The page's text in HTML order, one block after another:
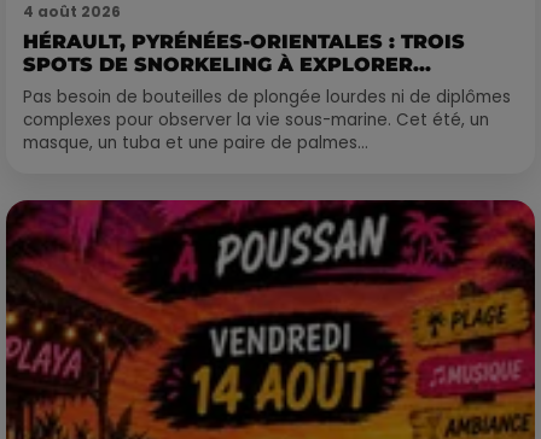
4 août 2026
HÉRAULT, PYRÉNÉES-ORIENTALES : TROIS
SPOTS DE SNORKELING À EXPLORER...
Pas besoin de bouteilles de plongée lourdes ni de diplômes
complexes pour observer la vie sous-marine. Cet été, un
masque, un tuba et une paire de palmes...